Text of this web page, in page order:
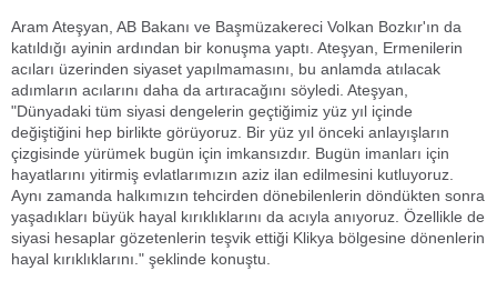
Aram Ateşyan, AB Bakanı ve Başmüzakereci Volkan Bozkır'ın da
katıldığı ayinin ardından bir konuşma yaptı. Ateşyan, Ermenilerin
acıları üzerinden siyaset yapılmamasını, bu anlamda atılacak
adımların acılarını daha da artıracağını söyledi. Ateşyan,
"Dünyadaki tüm siyasi dengelerin geçtiğimiz yüz yıl içinde
değiştiğini hep birlikte görüyoruz. Bir yüz yıl önceki anlayışların
çizgisinde yürümek bugün için imkansızdır. Bugün imanları için
hayatlarını yitirmiş evlatlarımızın aziz ilan edilmesini kutluyoruz.
Aynı zamanda halkımızın tehcirden dönebilenlerin döndükten sonra
yaşadıkları büyük hayal kırıklıklarını da acıyla anıyoruz. Özellikle de
siyasi hesaplar gözetenlerin teşvik ettiği Klikya bölgesine dönenlerin
hayal kırıklıklarını." şeklinde konuştu.